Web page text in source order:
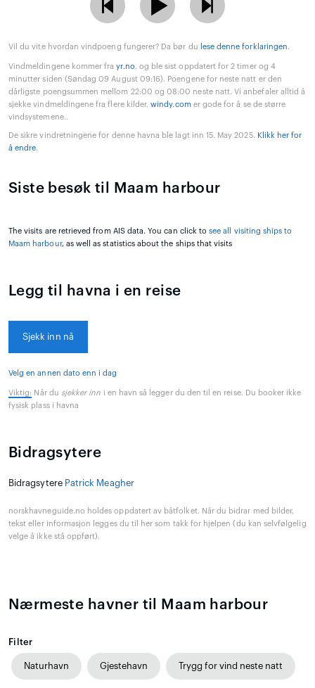
Vil du vite hvordan vindpoeng fungerer? Da bør du lese denne forklaringen.
Vindmeldingene kommer frayr.no, og ble sist oppdatert for 2 timer og 4
minutter siden (Søndag 09 August 09:16). Poengene for neste natt er den
dårligste poengsummen mellom 22:00 og 08:00 neste natt. Vi anbefaler alltid å
sjekke vindmeldingene fra flere kilder.windy.comer gode for å se de større
vindsystemene..
De sikre vindretningene for denne havna ble lagt inn 15. May 2025. Klikk her for
å endre.
Siste besøk til Maam harbour
The visits are retrieved from AIS data. You can click tosee all visiting ships to
Maam harbour, as well as statistics about the ships that visits
Legg til havna i en reise
Sjekk inn nå
Velg en annen dato enn i dag
Viktig: Når du sjekker inn i en havn så legger du den til en reise. Du booker ikke
fysisk plass i havna
Bidragsytere
Bidragsytere Patrick Meagher
norskhavneguide.no holdes oppdatert av båtfolket. Når du bidrar med bilder,
tekst eller informasjon legges du til her som takk for hjelpen (du kan selvfølgelig
velge å ikke stå oppført).
Nærmeste havner til Maam harbour
Filter
Naturhavn Gjestehavn Trygg for vind neste natt